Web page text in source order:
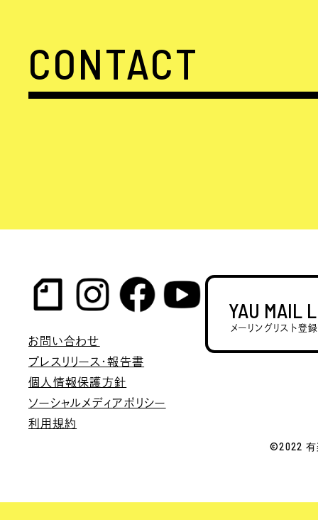
CONTACT
YAU MAIL
メーリングリスト登
お問い合わせ
プレスリリース・報告書
個人情報保護方針
ソーシャルメディアポリシー
利用規約
©2022 有